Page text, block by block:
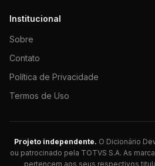
Institucional
Sobre
Contato
Política de Privacidade
Termos de Uso
Projeto independente. O Dicionário
ou patrocinado pela TOTVS S.A. As
pertencem aos seus respectivos